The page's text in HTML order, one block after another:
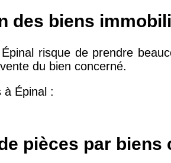
12 687 €
des biens
risque de prendre
du bien concerné.
à Épinal :
pièces par